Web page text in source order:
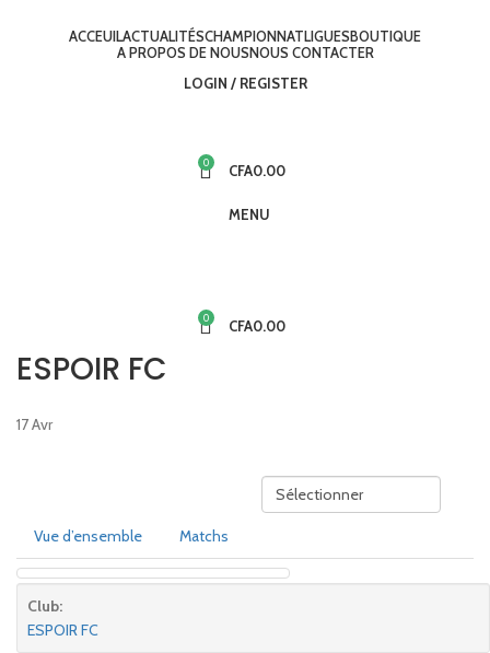
ACCEUILACTUALITÉSCHAMPIONNATLIGUESBOUTIQUE
A PROPOS DE NOUSNOUS CONTACTER
LOGIN / REGISTER
0 CFA0.00
MENU
0 CFA0.00
ESPOIR FC
17Avr
Vue d’ensemble Matchs
Club:
ESPOIR FC